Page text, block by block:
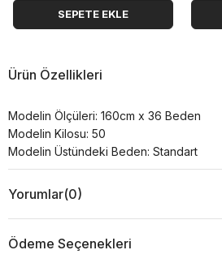
SEPETE EKLE
Ürün Özellikleri
Modelin Ölçüleri: 160cm x 36 Beden
Modelin Kilosu: 50
Modelin Üstündeki Beden: Standart
Yorumlar(0)
Ödeme Seçenekleri